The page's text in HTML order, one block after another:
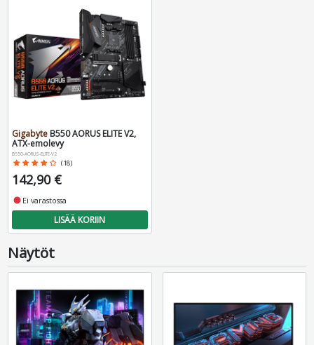
Gigabyte B550 AORUS ELITE V2,
ATX-emolevy
B550-AORUS-ELITE-V2
star star star star star_border (18)
142,90 €
fiber_manual_record Ei varastossa
LISÄÄ KORIIN
Näytöt